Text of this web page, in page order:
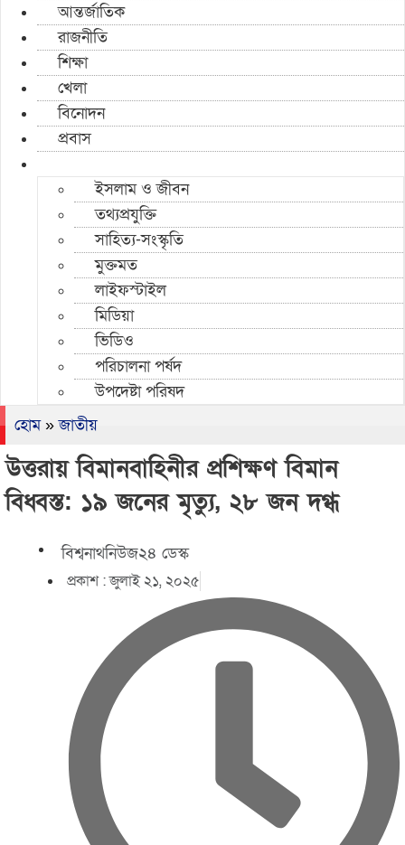
আন্তর্জাতিক
রাজনীতি
শিক্ষা
খেলা
বিনোদন
প্রবাস
ইসলাম ও জীবন
তথ্যপ্রযুক্তি
সাহিত্য-সংস্কৃতি
মুক্তমত
লাইফস্টাইল
মিডিয়া
ভিডিও
পরিচালনা পর্ষদ
উপদেষ্টা পরিষদ
হোম»জাতীয়
উত্তরায় বিমানবাহিনীর প্রশিক্ষণ বিমান
বিধ্বস্ত: ১৯ জনের মৃত্যু, ২৮ জন দগ্ধ
বিশ্বনাথনিউজ২৪ ডেস্ক
প্রকাশ :জুলাই ২১, ২০২৫